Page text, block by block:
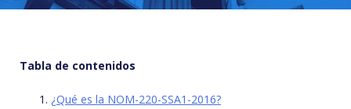
Tabla de contenidos
¿Qué es la NOM-220-SSA1-2016?